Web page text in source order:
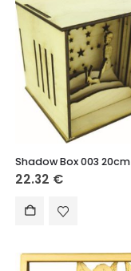
Shadow Box 003 20cm
22.32 €